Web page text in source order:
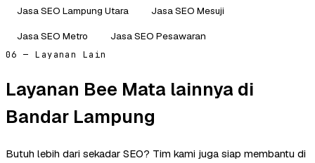
Jasa SEO Lampung Utara
Jasa SEO Mesuji
Jasa SEO Metro
Jasa SEO Pesawaran
06 — Layanan Lain
Layanan Bee Mata lainnya di
Bandar Lampung
Butuh lebih dari sekadar SEO? Tim kami juga siap membantu di